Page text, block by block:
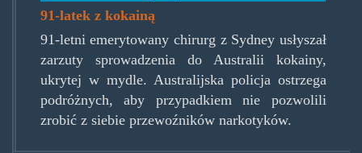
91-latek z kokainą
91-letni emerytowany chirurg z Sydney usłyszał
zarzuty sprowadzenia do Australii kokainy,
ukrytej w mydle. Australijska policja ostrzega
podróżnych, aby przypadkiem nie pozwolili
zrobić z siebie przewoźników narkotyków.